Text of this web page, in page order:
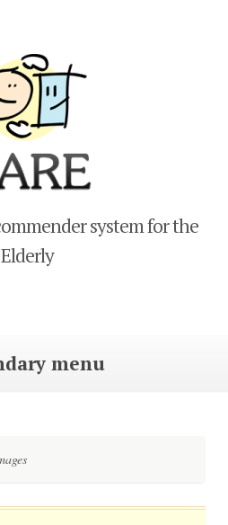
system for the
Elderly
menu